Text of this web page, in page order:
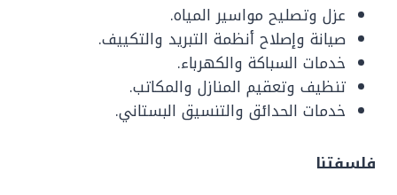
عزل وتصليح مواسير المياه.
صيانة وإصلاح أنظمة التبريد والتكييف.
خدمات السباكة والكهرباء.
تنظيف وتعقيم المنازل والمكاتب.
خدمات الحدائق والتنسيق البستاني.
فلسفتنا